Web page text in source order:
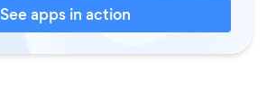
See apps in action